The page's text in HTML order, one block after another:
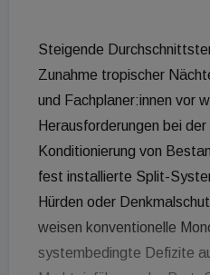
Steigende
Zunahme tropischer
und Fachplaner:innen vor
Herausforderungen bei
Konditionierung von
fest installierte Split-
Hürden oder
weisen konventionelle
systembedingte Defizite